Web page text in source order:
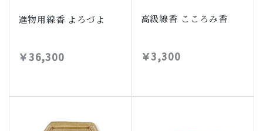
進物用線香 よろづよ
￥36,300
高級線香 こころみ香
￥3,300